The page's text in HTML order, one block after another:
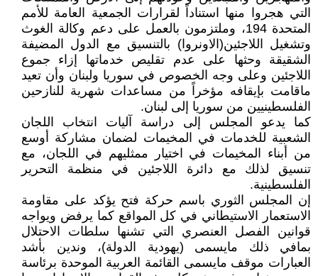
التي هجروا منها استناداً لقرارات الجمعية العامة للأمم
المتحدة 194، وملتزمون بالعمل على دعم وكالة الغوث
وتشغيل اللاجئين(الاونروا) بالتنسيق مع الدول المضيفة
الشقيقة وحثها على عدم تقليص خدماتها إزاء جموع
اللاجئين وعلى وجه الخصوص في سوريا ولبنان وأن تعيد
ماقامت بإيقافه مؤخراً من مساعدات شهرية للنازحين
الفلسطينيين من سوريا إلى لبنان.
كما يدعو المجلس إلى دراسة آليات انتخاب اللجان
الشعبية للخدمات في المخيمات لضمان مشاركة أوسع
من أبناء المخيمات في اختيار ممثليهم في اللجان، مع
تنسيق لذلك مع دائرة اللاجئين في منظمة التحرير
الفلسطينية.
إن المجلس الثوري باسم حركة فتح يؤكد على مقاومة
الاستعمار الاستيطاني في كل المواقع كما يرفض ويواجه
قوانين الفصل العنصري التي تشنها سلطات الاحتلال
بمافي ذلك مايسمى (يهودية الدولة)، وندين بأشد
العبارات موقف مايسمى القائمة العربية الموحدة برئاسة